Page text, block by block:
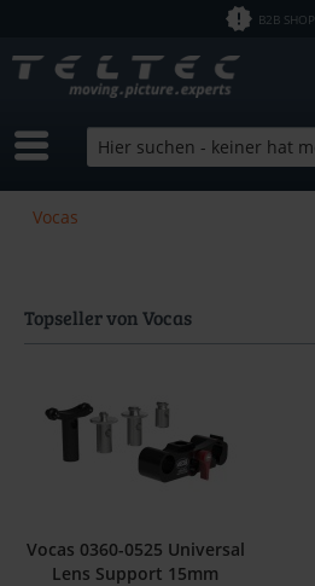
B2B SHOP
Vocas
Topseller von Vocas
Vocas 0360-0525 Universal
Lens Support 15mm